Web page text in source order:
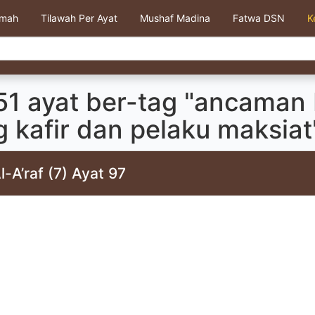
Tilawah Per Ayat Mushaf Madina Fatwa DSN
ayat ber-tag "ancaman
kafir dan pelaku
A’raf (7) Ayat 97